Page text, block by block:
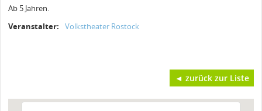
Ab 5 Jahren.
Veranstalter:
Volkstheater Rostock
◄ zurück zur Liste